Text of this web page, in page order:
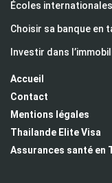
Écoles
Choisir sa banque en
Investir dans
Accueil
Contact
Mentions légales
Thailande Elite Visa
Assurances santé en